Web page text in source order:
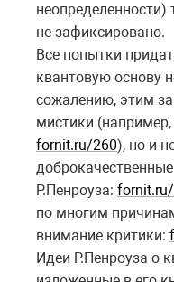
неопределенности)
не зафиксировано.
Все попытки
квантовую основу
сожалению, этим
мистики (например,
fornit.ru/260), но и
Р.Пенроуза:
по многим
внимание критики:
Идеи Р.Пенроуза о